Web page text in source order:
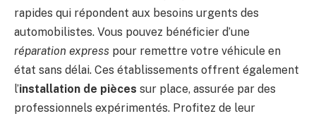
rapides qui répondent aux besoins urgents des
automobilistes. Vous pouvez bénéficier d’une
réparation express pour remettre votre véhicule en
état sans délai. Ces établissements offrent également
l’installation de pièces sur place, assurée par des
professionnels expérimentés. Profitez de leur